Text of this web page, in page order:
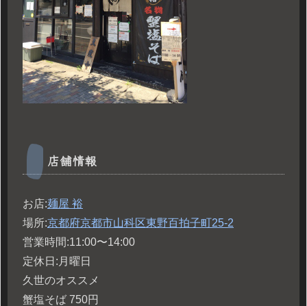
店舗情報
お店:麺屋 裕
場所:京都府京都市山科区東野百拍子町25-2
営業時間:11:00〜14:00
定休日:月曜日
久世のオススメ
蟹塩そば 750円